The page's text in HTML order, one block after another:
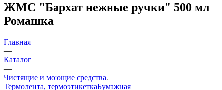
ЖМС "Бархат нежные ручки" 500 мл
Ромашка
Главная
—
Каталог
—
Чистящие и моющие средства
Термолента, термоэтикеткаБумажная